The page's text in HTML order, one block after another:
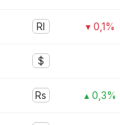
Rl ▾ 0,1%
$
Rs ▴ 0,3%